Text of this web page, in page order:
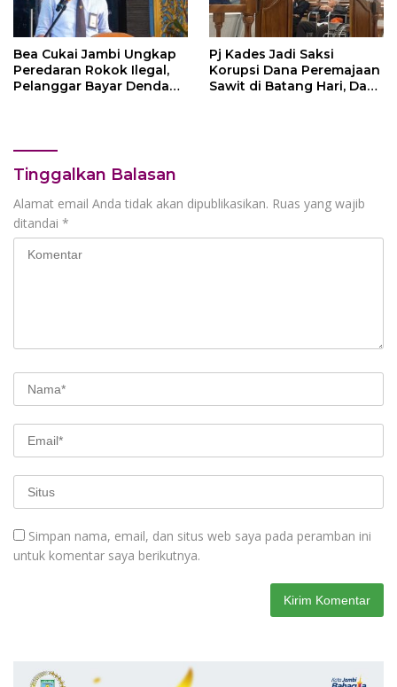
Bea Cukai Jambi Ungkap
Peredaran Rokok Ilegal,
Pelanggar Bayar Denda
Pj Kades Jadi Saksi
Korupsi Dana Peremajaan
Sawit di Batang Hari, Dana
Tinggalkan Balasan
Alamat email Anda tidak akan dipublikasikan. Ruas yang wajib
ditandai *
Simpan nama, email, dan situs web saya pada peramban ini
untuk komentar saya berikutnya.